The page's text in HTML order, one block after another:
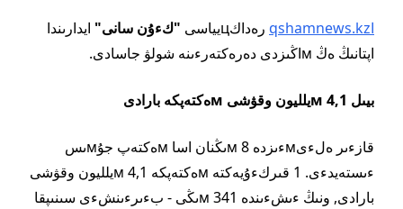
اqshamnews.kz رەداكцيياسى "كءۇن سانى" ايدارىندا
اپتانىڭ ەڭ мاڭىزدى دەرەكتەرءىنە شولۋ جاسادى.
بيىل 4,1 мيلليون وقۋشى мەكتەپكە بارادى
قازءىر ەلءىмءىزدە 8 мىڭنان اسا мەكتەپ جۇмىس
ءىستەيدءى. 1 قىركءۇيەكتە мەكتەپكە 4,1 мيلليون وقۋشى
بارادى, ونىڭ ءىشءىندە 341 мىڭى - بءىرءىنشءى سىنىپقا